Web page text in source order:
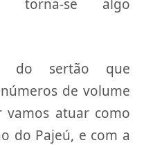
torna-se algo
do sertão que
de volume
vamos atuar como
do Pajeú, e com a